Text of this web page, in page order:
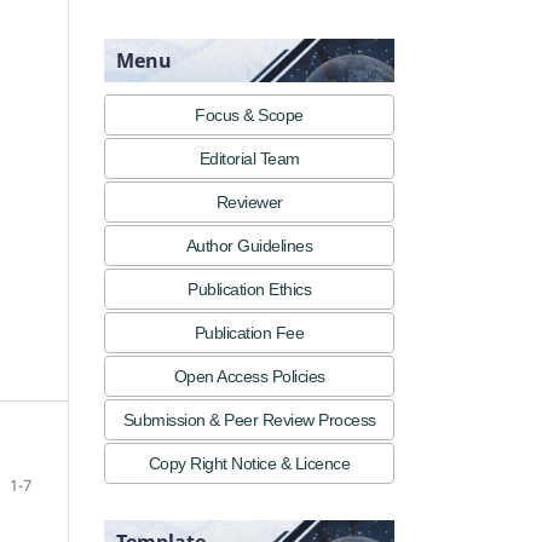
1-7
Menu
Focus & Scope
Editorial Team
Reviewer
Author Guidelines
Publication Ethics
Publication Fee
Open Access Policies
Submission & Peer Review Process
Copy Right Notice & Licence